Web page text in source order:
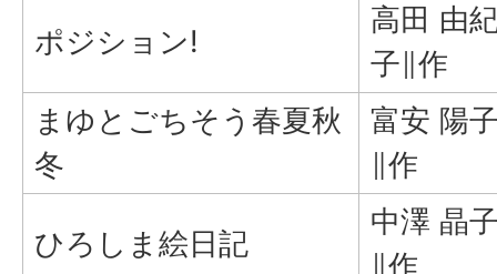
ポジション!
高田 由
子∥作
まゆとごちそう春夏秋
冬
富安 陽
∥作
ひろしま絵日記
中澤 晶
∥作